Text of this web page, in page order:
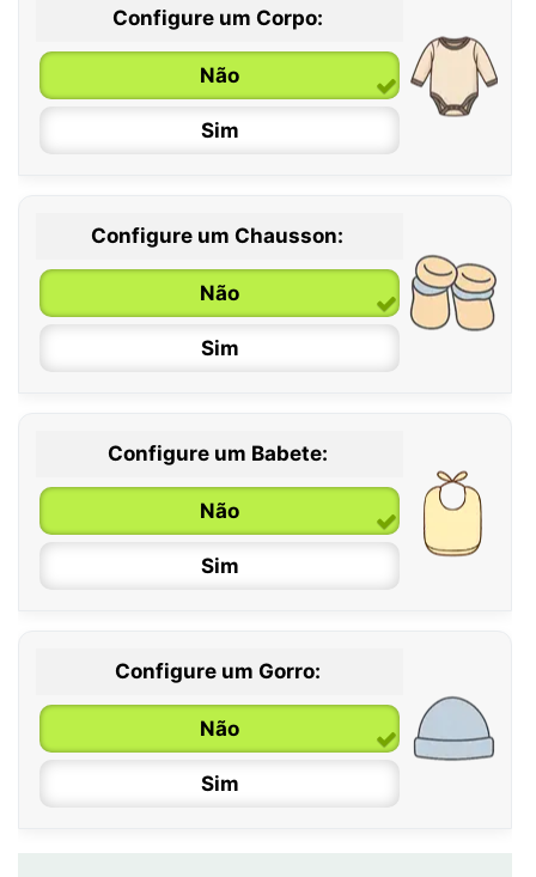
Configure um Corpo:
Não
Sim
0 / 6 meses
6 / 12 meses
12 / 18 meses
Configure um Chausson:
Não
Sim
Configure um Babete:
Não
Sim
Configure um Gorro:
Não
Sim